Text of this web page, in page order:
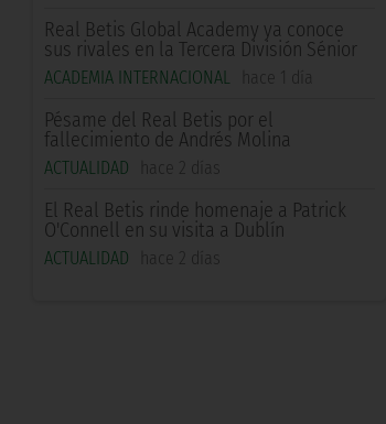
Real Betis Global Academy ya conoce
sus rivales en la Tercera División Sénior
ACADEMIA INTERNACIONAL hace 1 día
Pésame del Real Betis por el
fallecimiento de Andrés Molina
ACTUALIDAD hace 2 días
El Real Betis rinde homenaje a Patrick
O'Connell en su visita a Dublín
ACTUALIDAD hace 2 días